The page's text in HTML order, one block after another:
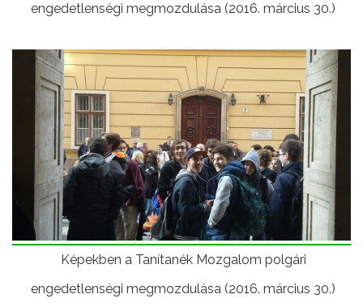
engedetlenségi megmozdulása (2016. március 30.)
Képekben a Tanítanék Mozgalom polgári
engedetlenségi megmozdulása (2016. március 30.)